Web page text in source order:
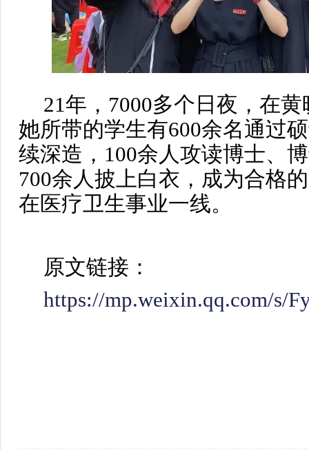
21年，7000多个日夜，在
她所带的学生有600余名通过
续深造，100余人攻读博士、
700余人披上白衣，成为合格
在医疗卫生事业一线。
原文链接：
https://mp.weixin.qq.com/s/